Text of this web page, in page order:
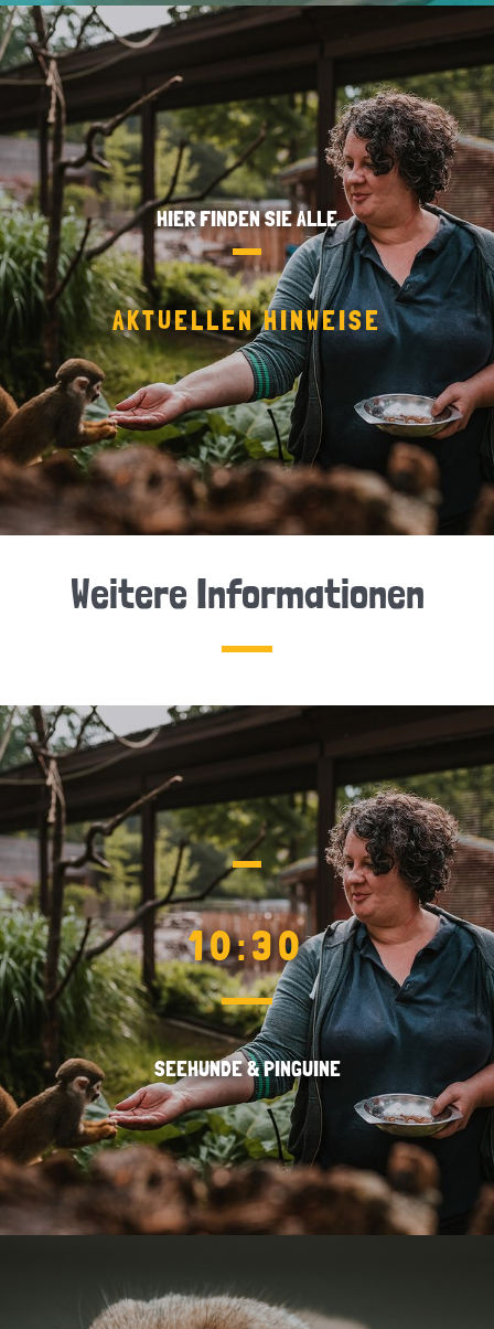
HIER FINDEN SIE ALLE
AKTUELLEN HINWEISE
Weitere Informationen
10:30
SEEHUNDE & PINGUINE